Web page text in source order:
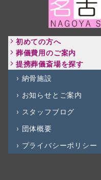
初めての方へ
葬儀費用のご案内
提携葬儀斎場を探す
› 納骨施設
› お知らせとご案内
› スタッフブログ
› 団体概要
› プライバシーポリシー